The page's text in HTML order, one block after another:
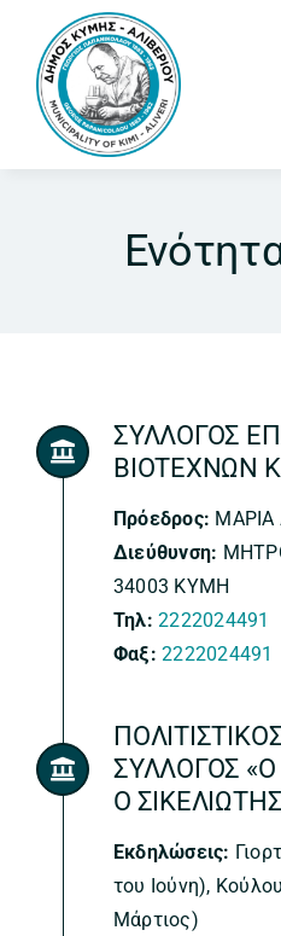
content
ΣΥΛΛΟΓΟΣ
ΒΙΟΤΕΧΝΩΝ
Πρόεδρος: ΜΑΡΙΑ
Διεύθυνση:
34003 ΚΥΜΗ
Τηλ: 2222024491
Φαξ: 2222024491
ΣΥΛΛΟΓΟΣ
Ο
Εκδηλώσεις:
του Ιούνη),
Μάρτιος)